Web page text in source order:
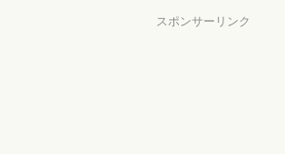
スポンサーリンク